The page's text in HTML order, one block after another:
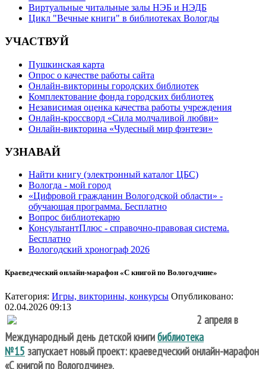
Виртуальные читальные залы НЭБ и НЭДБ
Цикл "Вечные книги" в библиотеках Вологды
УЧАСТВУЙ
Пушкинская карта
Опрос о качестве работы сайта
Онлайн-викторины городских библиотек
Комплектование фонда городских библиотек
Независимая оценка качества работы учреждения
Онлайн-кроссворд «Сила молчаливой любви»
Онлайн-викторина «Чудесный мир фэнтези»
УЗНАВАЙ
Найти книгу (электронный каталог ЦБС)
Вологда - мой город
«Цифровой гражданин Вологодской области» -
обучающая программа. Бесплатно
Вопрос библиотекарю
КонсультантПлюс - справочно-правовая система.
Бесплатно
Вологодский хронограф 2026
Краеведческий онлайн-марафон «С книгой по Вологодчине»
Категория: Игры, викторины, конкурсы Опубликовано:
02.04.2026 09:13
2 апреля в
Международный день детской книгибиблиотека
№15 запускает новый проект: краеведческий онлайн-марафон
«С книгой по Вологодчине».